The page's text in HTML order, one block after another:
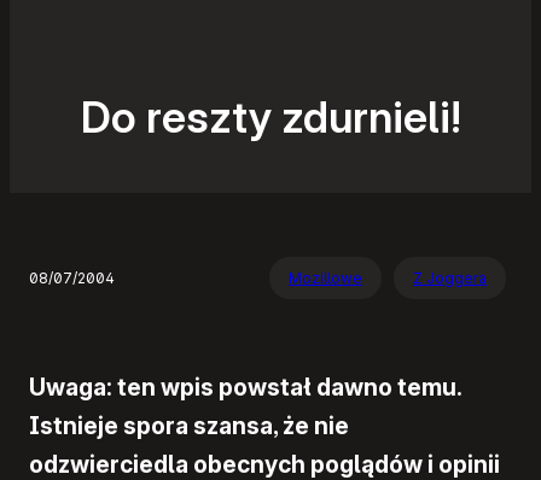
Do reszty zdurnieli!
08/07/2004 Mozillowe Z Joggera
Uwaga: ten wpis powstał dawno temu.
Istnieje spora szansa, że nie
odzwierciedla obecnych poglądów i opinii